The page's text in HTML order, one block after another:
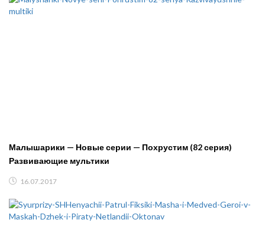
Малышарики — Новые серии — Похрустим (82 серия)
Развивающие мультики
16.07.2017